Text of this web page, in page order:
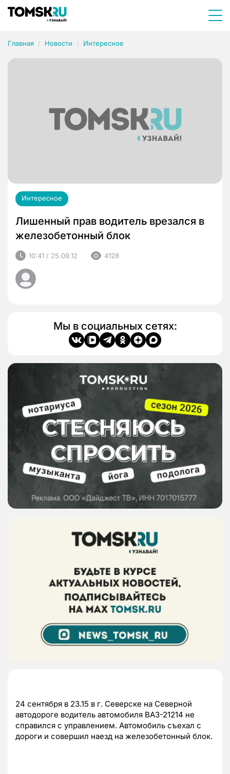
Главная Новости Интересное
Интересное
Лишенный прав водитель врезался в
железобетонный блок
10:41 / 25.09.12 4128
Мы в социальных сетях:
24 сентября в 23.15 в г. Северске на Северной
автодороге водитель автомобиля ВАЗ-21214 не
справился с управлением. Автомобиль съехал с
дороги и совершил наезд на железобетонный блок.